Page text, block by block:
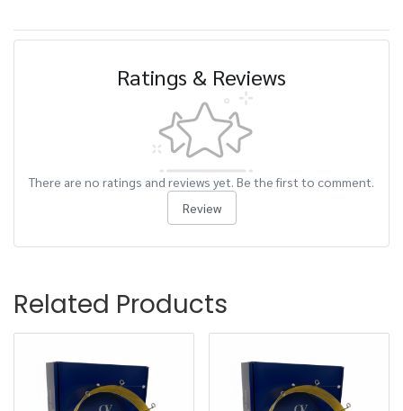
Ratings & Reviews
There are no ratings and reviews yet. Be the first to comment.
Review
Related Products